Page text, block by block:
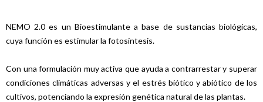
NEMO 2.0 es un Bioestimulante a base de sustancias biológicas,
cuya función es estimular la fotosíntesis.
Con una formulación muy activa que ayuda a contrarrestar y superar
condiciones climáticas adversas y el estrés biótico y abiótico de los
cultivos, potenciando la expresión genética natural de las plantas.